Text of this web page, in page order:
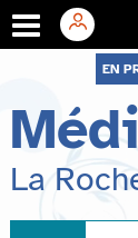
menu
contenu
recherche
EN
La